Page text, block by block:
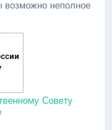
возможно неполное